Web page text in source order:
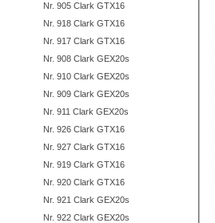
Nr. 905 Clark GTX16
Nr. 918 Clark GTX16
Nr. 917 Clark GTX16
Nr. 908 Clark GEX20s
Nr. 910 Clark GEX20s
Nr. 909 Clark GEX20s
Nr. 911 Clark GEX20s
Nr. 926 Clark GTX16
Nr. 927 Clark GTX16
Nr. 919 Clark GTX16
Nr. 920 Clark GTX16
Nr. 921 Clark GEX20s
Nr. 922 Clark GEX20s